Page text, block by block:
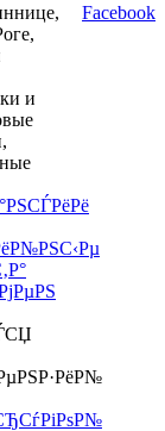
и
Facebook